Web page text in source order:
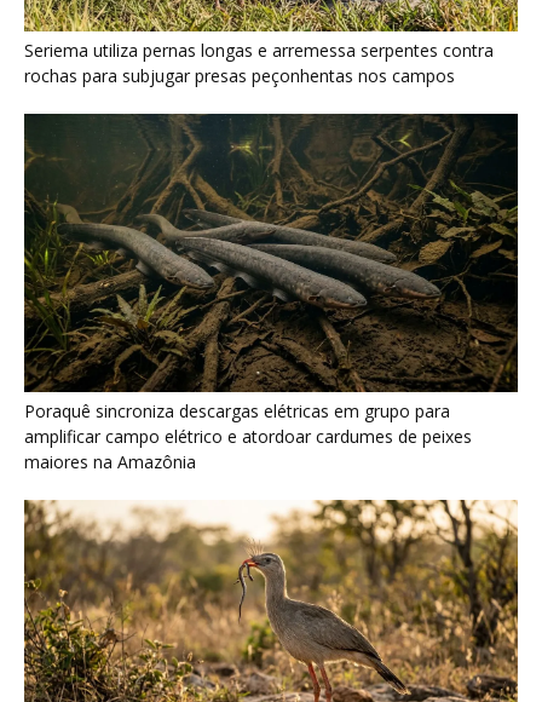
Poraquê sincroniza descargas elétricas em grupo para
amplificar campo elétrico e atordoar cardumes de peixes
maiores na Amazônia
Seriema combina corridas em alta velocidade e arremessos
contra rochas para imobilizar serpentes peçonhentas no
cerrado